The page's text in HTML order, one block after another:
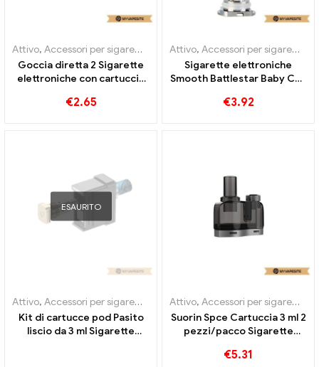
Attivo, Accessori per sigarette elettroniche ,Evaporatore
Goccia diretta 2 Sigarette
elettroniche con cartuccia
Personalizzato
€2.65
Attivo, Accessori per sigarette elettroniche
Sigarette elettroniche
Smooth Battlestar Baby Coil
€3.92
ESAURITO
Attivo, Accessori per sigarette elettroniche ,Evaporatore
Kit di cartucce pod Pasito
liscio da 3 ml Sigarette
Attivo, Accessori per sigarette elettroniche
Suorin Spce Cartuccia 3 ml 2
pezzi/pacco Sigarette
Personalizzato
€5.31